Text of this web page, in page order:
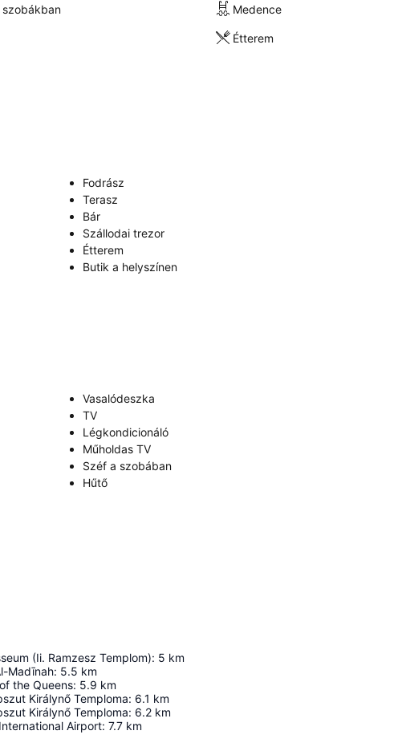
szobákban Medence
Étterem
Fodrász
Terasz
Bár
Szállodai trezor
Étterem
Butik a helyszínen
Vasalódeszka
TV
Légkondicionáló
Műholdas TV
Széf a szobában
Hűtő
(Ii. Ramzesz Templom): 5 km
Madīnah: 5.5 km
the Queens: 5.9 km
Királynő Temploma: 6.1 km
Királynő Temploma: 6.2 km
Airport: 7.7 km